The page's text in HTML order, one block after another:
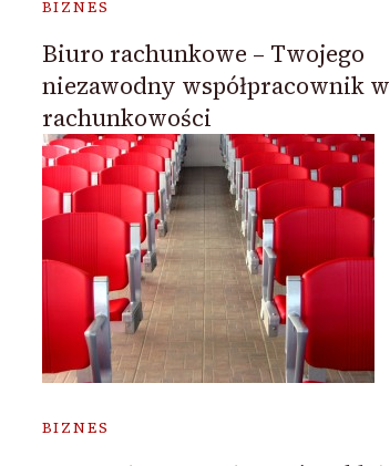
BIZNES
Biuro rachunkowe – Twojego
niezawodny współpracownik w
rachunkowości
BIZNES